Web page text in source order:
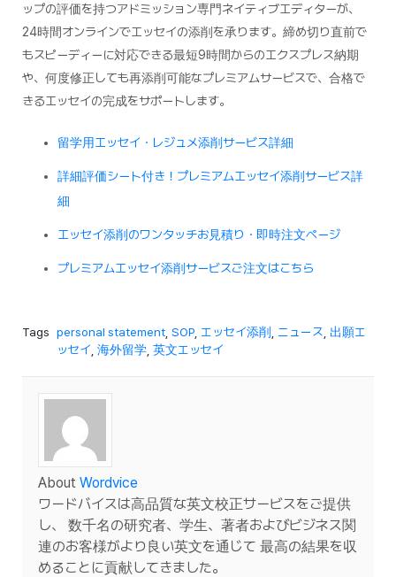
ップの評価を持つアドミッション専門ネイティブエディターが、
24時間オンラインでエッセイの添削を承ります。締め切り直前で
もスピーディーに対応できる最短9時間からのエクスプレス納期
や、何度修正しても再添削可能なプレミアムサービスで、合格で
きるエッセイの完成をサポートします。
留学用エッセイ・レジュメ添削サービス詳細
詳細評価シート付き！プレミアムエッセイ添削サービス詳
細
エッセイ添削のワンタッチお見積り・即時注文ページ
プレミアムエッセイ添削サービスご注文はこちら
Tags personal statement SOP エッセイ添削 ニュース 出願エ
ッセイ 海外留学 英文エッセイ
About Wordvice
ワードバイスは高品質な英文校正サービスをご提供
し、 数千名の研究者、学生、著者およびビジネス関
連のお客様がより良い英文を通じて 最高の結果を収
めることに貢献してきました。